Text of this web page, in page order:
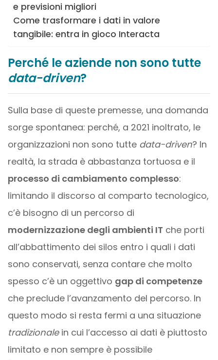
e previsioni migliori
Come trasformare i dati in valore
tangibile: entra in gioco Interacta
Perché le aziende non sono tutte
data-driven?
Sulla base di queste premesse, una domanda
sorge spontanea: perché, a 2021 inoltrato, le
organizzazioni non sono tutte data-driven? In
realtà, la strada è abbastanza tortuosa e il
processo di cambiamento complesso:
limitando il discorso al comparto tecnologico,
c’è bisogno di un percorso di
modernizzazione degli ambienti IT che porti
all’abbattimento dei silos entro i quali i dati
sono conservati, senza contare che molto
spesso c’è un oggettivo gap di competenze
che preclude l’avanzamento del percorso. In
questo modo si resta fermi a una situazione
tradizionale in cui l’accesso ai dati è piuttosto
limitato e non sempre è possibile